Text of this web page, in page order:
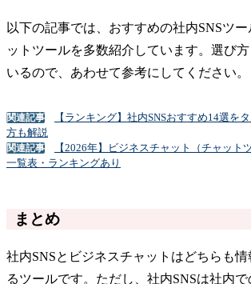
以下の記事では、おすすめの社内SNSツ
ットツールを多数紹介しています。選び
いるので、あわせて参考にしてください。
関連記事
【ランキング】社内SNSおすすめ14選を
方も解説
関連記事
【2026年】ビジネスチャット（チャット
一覧表・ランキングあり
まとめ
社内SNSとビジネスチャットはどちらも
るツールです。ただし、社内SNSは社内